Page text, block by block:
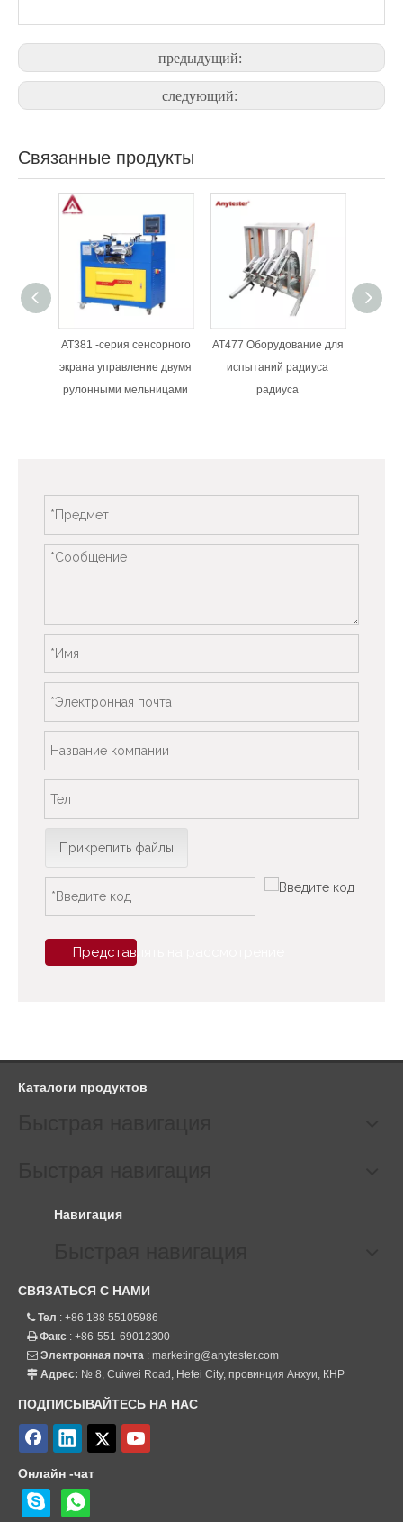
предыдущий:
следующий:
Связанные продукты
AT381 -серия сенсорного
экрана управление двумя
рулонными мельницами
AT477 Оборудование для
испытаний радиуса
радиуса
Прикрепить файлы
Представлять на рассмотрение
Каталоги продуктов
Навигация
СВЯЗАТЬСЯ С НАМИ
Тел : +86 188 55105986
Факс : +86-551-69012300
 Электронная почта : marketing@anytester.com
 Адрес: № 8, Cuiwei Road, Hefei City, провинция Анхуи, КНР
ПОДПИСЫВАЙТЕСЬ НА НАС
Онлайн -чат